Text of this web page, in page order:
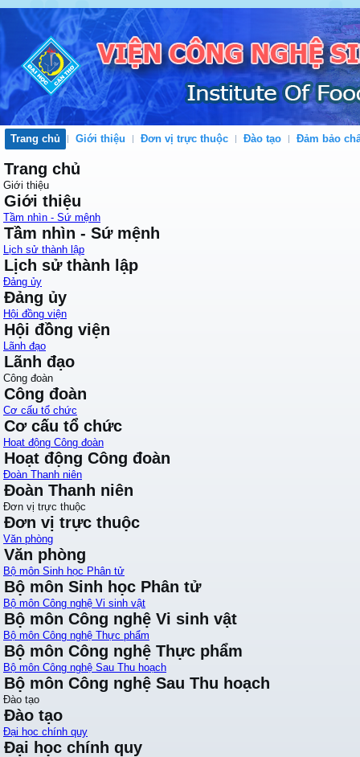
Trang chủ Giới thiệu Đơn vị trực thuộc Đào tạo Đảm bảo
Trang chủ
Giới thiệu
Giới thiệu
Tầm nhìn - Sứ mệnh
Tầm nhìn - Sứ mệnh
Lịch sử thành lập
Lịch sử thành lập
Đảng ủy
Đảng ủy
Hội đồng viện
Hội đồng viện
Lãnh đạo
Lãnh đạo
Công đoàn
Công đoàn
Cơ cấu tổ chức
Cơ cấu tổ chức
Hoạt động Công đoàn
Hoạt động Công đoàn
Đoàn Thanh niên
Đoàn Thanh niên
Đơn vị trực thuộc
Đơn vị trực thuộc
Văn phòng
Văn phòng
Bộ môn Sinh học Phân tử
Bộ môn Sinh học Phân tử
Bộ môn Công nghệ Vi sinh vật
Bộ môn Công nghệ Vi sinh vật
Bộ môn Công nghệ Thực phẩm
Bộ môn Công nghệ Thực phẩm
Bộ môn Công nghệ Sau Thu hoạch
Bộ môn Công nghệ Sau Thu hoạch
Đào tạo
Đào tạo
Đại học chính quy
Đại học chính quy